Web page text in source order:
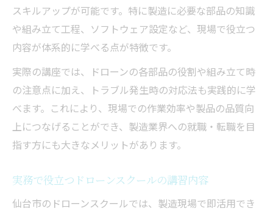
スキルアップが可能です。特に製造に必要な部品の知識
や組み立て工程、ソフトウェア設定など、現場で役立つ
内容が体系的に学べる点が特徴です。
実際の講座では、ドローンの各部品の役割や組み立て時
の注意点に加え、トラブル発生時の対応法も実践的に学
べます。これにより、現場での作業効率や製品の品質向
上につなげることができ、製造業界への就職・転職を目
指す方にも大きなメリットがあります。
実務で役立つドローンスクールの講習内容
仙台市のドローンスクールでは、製造現場で即活用でき